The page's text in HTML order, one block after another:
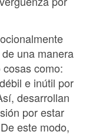
una manera
como:
e inútil por
desarrollan
por estar
este modo,